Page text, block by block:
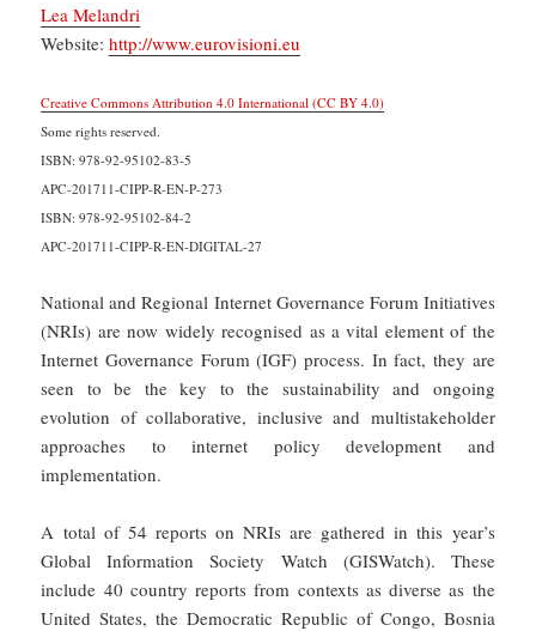
Lea Melandri
Website:http://www.eurovisioni.eu
Creative Commons Attribution 4.0 International (CC BY 4.0)
Some rights reserved.
ISBN: 978-92-95102-83-5
APC-201711-CIPP-R-EN-P-273
ISBN: 978-92-95102-84-2
APC-201711-CIPP-R-EN-DIGITAL-27
National and Regional Internet Governance Forum Initiatives
(NRIs) are now widely recognised as a vital element of the
Internet Governance Forum (IGF) process. In fact, they are
seen to be the key to the sustainability and ongoing
evolution of collaborative, inclusive and multistakeholder
approaches to internet policy development and
implementation.
A total of 54 reports on NRIs are gathered in this year’s
Global Information Society Watch (GISWatch). These
include 40 country reports from contexts as diverse as the
United States, the Democratic Republic of Congo, Bosnia